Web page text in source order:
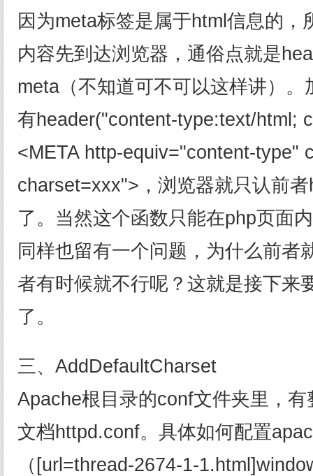
因为meta标签是属于html信息的，
内容先到达浏览器，通俗点就是
meta（不知道可不可以这样讲）。
有header("content-type:text/html;
<META http-equiv="content-type"
charset=xxx">，浏览器就只认前
了。当然这个函数只能在php页面
同样也留有一个问题，为什么前者
者有时候就不行呢？这就是接下来
了。
三、AddDefaultCharset
Apache根目录的conf文件夹里，
文档httpd.conf。具体如何配置
（[url=thread-2674-1-